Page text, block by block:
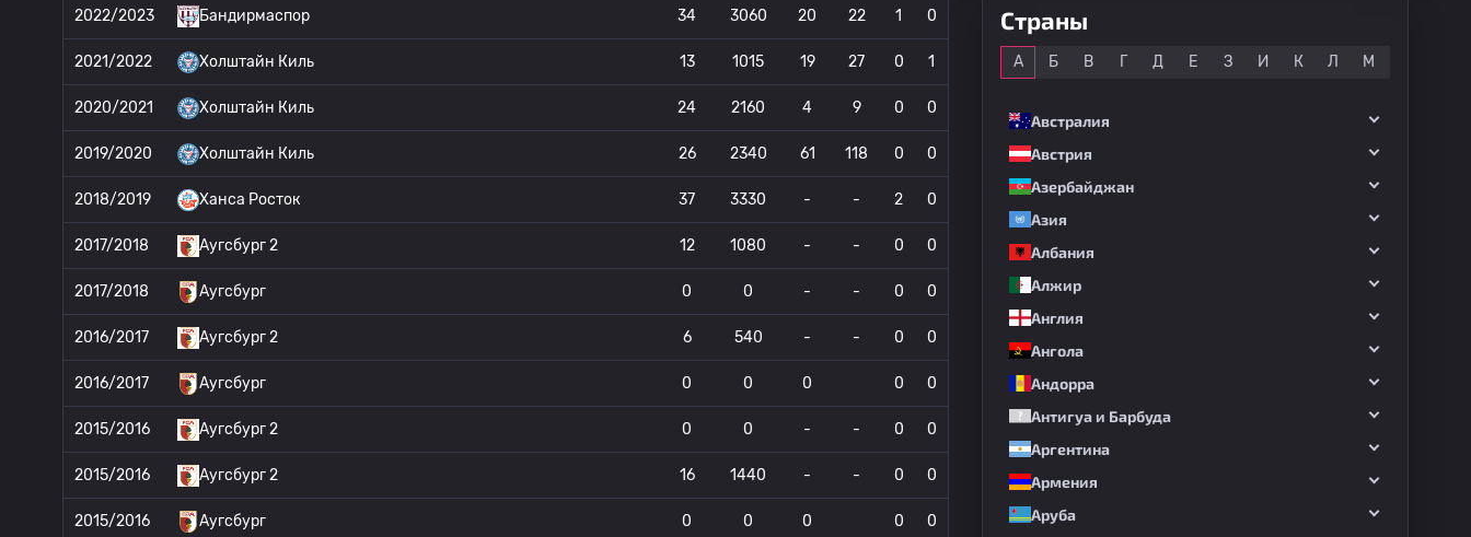
2022/2023 Бандирмаспор 34 3060 20 22 1 0
2021/2022 Холштайн Киль 13 1015 19 27 0 1
2020/2021 Холштайн Киль 24 2160 4 9 0 0
2019/2020 Холштайн Киль 26 2340 61 118 0 0
2018/2019 Ханса Росток 37 3330 - - 2 0
2017/2018 Аугсбург 2 12 1080 - - 0 0
2017/2018 Аугсбург 0 0 - - 0 0
2016/2017 Аугсбург 2 6 540 - - 0 0
2016/2017 Аугсбург 0 0 0 0 0
2015/2016 Аугсбург 2 0 0 - - 0 0
2015/2016 Аугсбург 2 16 1440 - - 0 0
2015/2016 Аугсбург 0 0 0 0 0
Страны
А Б В Г Д Е З И К Л М
Австралия
Австрия
Азербайджан
Азия
Албания
Алжир
Англия
Ангола
Андорра
Антигуа и Барбуда
Аргентина
Армения
Аруба